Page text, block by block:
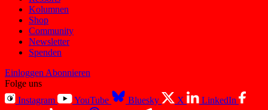
Kolumnen
Shop
Community
Newsletter
Spenden
Einloggen Abonnieren
Folge uns
Instagram
YouTube Bluesky X
LinkedIn